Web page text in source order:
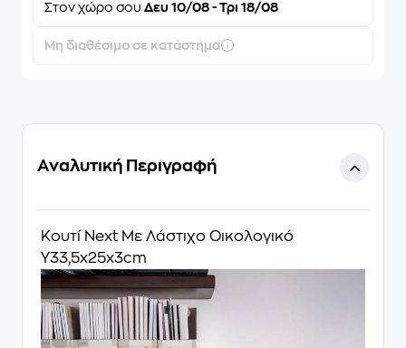
Στον χώρο σου Δευ 10/08 - Τρι 18/08
Μη διαθέσιμο σε κατάστημα
Αναλυτική Περιγραφή
Κουτί Next Με Λάστιχο Οικολογικό
Υ33,5x25x3cm